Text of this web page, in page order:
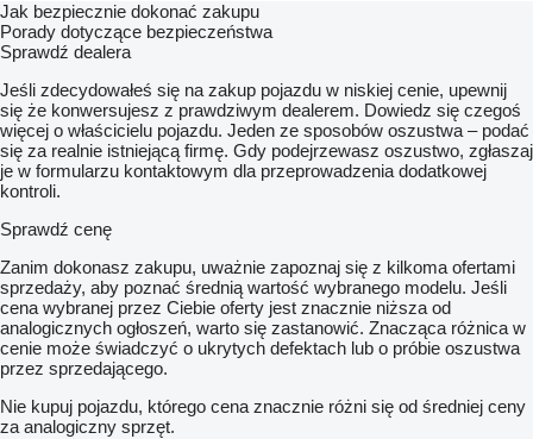
Jak bezpiecznie dokonać zakupu
Porady dotyczące bezpieczeństwa
Sprawdź dealera
Jeśli zdecydowałeś się na zakup pojazdu w niskiej cenie, upewnij
się że konwersujesz z prawdziwym dealerem. Dowiedz się czegoś
więcej o właścicielu pojazdu. Jeden ze sposobów oszustwa – podać
się za realnie istniejącą firmę. Gdy podejrzewasz oszustwo, zgłaszaj
je w formularzu kontaktowym dla przeprowadzenia dodatkowej
kontroli.
Sprawdź cenę
Zanim dokonasz zakupu, uważnie zapoznaj się z kilkoma ofertami
sprzedaży, aby poznać średnią wartość wybranego modelu. Jeśli
cena wybranej przez Ciebie oferty jest znacznie niższa od
analogicznych ogłoszeń, warto się zastanowić. Znacząca różnica w
cenie może świadczyć o ukrytych defektach lub o próbie oszustwa
przez sprzedającego.
Nie kupuj pojazdu, którego cena znacznie różni się od średniej ceny
za analogiczny sprzęt.